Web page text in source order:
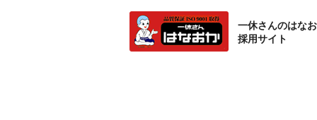
一休さんのはな
採用サイト